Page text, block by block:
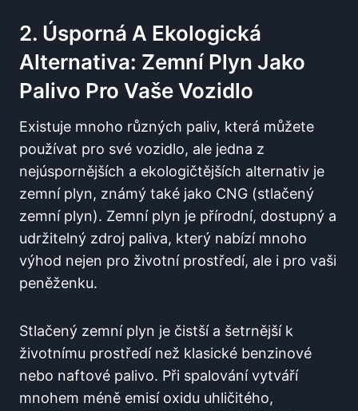
2. Úsporná A Ekologická
Alternativa: Zemní Plyn Jako
Palivo Pro Vaše Vozidlo
Existuje mnoho různých paliv, která můžete
používat pro své vozidlo, ale jedna z
nejúspornějších a ekologičtějších alternativ je
zemní plyn, známý také jako CNG (stlačený
zemní plyn). Zemní plyn je přírodní, dostupný a
udržitelný zdroj paliva, který nabízí mnoho
výhod nejen pro životní prostředí, ale i pro vaši
peněženku.
Stlačený zemní plyn je čistší a šetrnější k
životnímu prostředí než klasické benzinové
nebo naftové palivo. Při spalování vytváří
mnohem méně emisí oxidu uhličitého,